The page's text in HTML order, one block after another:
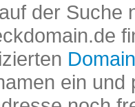
der Suche
ein und